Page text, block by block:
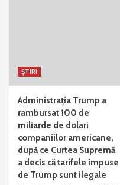
ȘTIRI
Administrația Trump a
rambursat 100 de
miliarde de dolari
companiilor americane,
după ce Curtea Supremă
a decis că tarifele impuse
de Trump sunt ilegale